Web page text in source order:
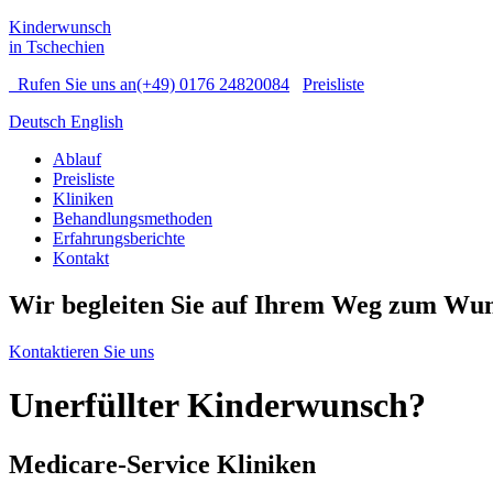
Kinderwunsch
in Tschechien
Rufen Sie uns an(+49) 0176 24820084
Preisliste
Deutsch English
Ablauf
Preisliste
Kliniken
Behandlungsmethoden
Erfahrungsberichte
Kontakt
Wir begleiten Sie auf Ihrem Weg zum
Kontaktieren Sie uns
Unerfüllter Kinderwunsch?
Medicare-Service Kliniken